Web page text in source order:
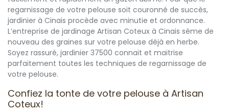
regarnissage de votre pelouse soit couronné de succès,
jardinier à Cinais procède avec minutie et ordonnance.
L’entreprise de jardinage Artisan Coteux à Cinais sème de
nouveau des graines sur votre pelouse déjà en herbe.
Soyez rassuré, jardinier 37500 connait et maitrise
parfaitement toutes les techniques de regarnissage de
votre pelouse.
Confiez la tonte de votre pelouse à Artisan
Coteux!